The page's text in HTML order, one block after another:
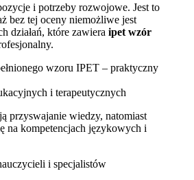
i potrzeby rozwojowe. Jest to
bez tej oceny niemożliwe jest
działań, które zawiera ipet wzór
wzoru IPET – praktyczny
i terapeutycznych
przyswajanie wiedzy, natomiast
na kompetencjach językowych i
i specjalistów